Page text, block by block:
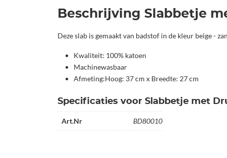
Beschrijving Slabbetje
Deze slab is gemaakt van badstof in de kleur beige -
Kwaliteit: 100% katoen
Machinewasbaar
Afmeting:Hoog: 37 cm x Breedte: 27 cm
Specificaties voor Slabbetje met
Art.Nr BD80010